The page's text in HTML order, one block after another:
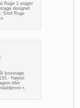
Ruge 2 stager
designet
Emil Ruge
lysestage
Højest
eller
r.